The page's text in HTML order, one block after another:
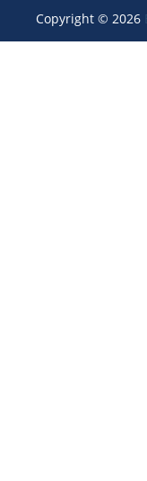
Copyright © 2026